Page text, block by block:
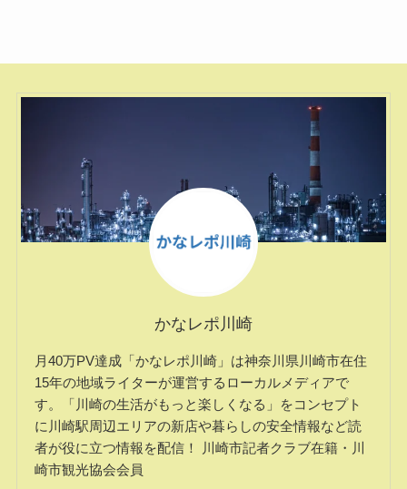
かなレポ川崎
月40万PV達成「かなレポ川崎」は神奈川県川崎市在住
15年の地域ライターが運営するローカルメディアで
す。「川崎の生活がもっと楽しくなる」をコンセプト
に川崎駅周辺エリアの新店や暮らしの安全情報など読
者が役に立つ情報を配信！ 川崎市記者クラブ在籍・川
崎市観光協会会員